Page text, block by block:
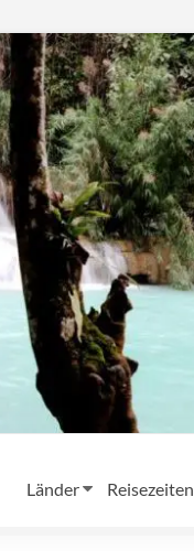
Länder Reisezeiten